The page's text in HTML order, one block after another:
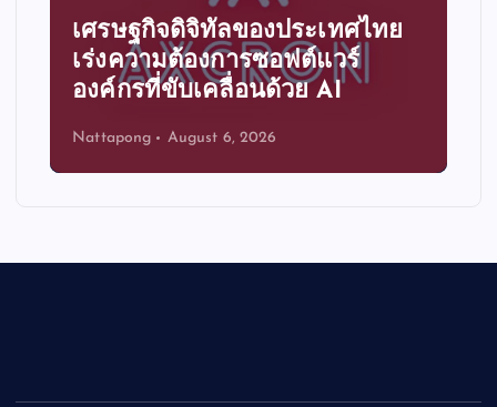
ระบบอัตโนมัติอัจฉริยะ ก้าวสู่
ความได้เปรียบทางการแข่งขัน
ขององค์กรไทย
Nattapong August 6, 2026